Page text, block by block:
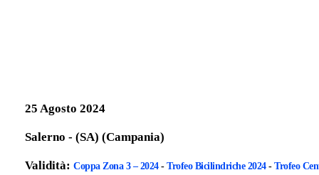
25 Agosto 2024
Salerno - (SA) (Campania)
Validità: Coppa Zona 3 – 2024- Trofeo Bicilindriche 2024- Trofeo